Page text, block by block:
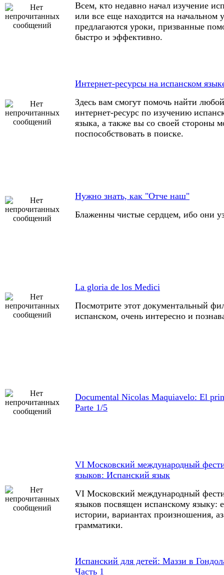
Всем, кто недавно начал изучение
или все еще находится на начальном
предлагаются уроки, призванные
быстро и эффективно.
Интернет-ресурсы на испанском
Здесь вам смогут помочь найти любой
интернет-ресурс по изучению
языка, а также вы со своей стороны
поспособствовать в поиске.
Нужно знать, как "Отче наш"
Блаженны чистые сердцем, ибо они
La gloria de los Medici
Посмотрите этот документальный
испанском, очень интересно и
Documental Nicolas Maquiavelo: El
Parte 1/5
VI Московский международный
языков: Испанский язык
VI Московский международный
языков посвящен испанскому языку:
истории, вариантах произношения,
грамматики.
Испанский для детей: Маззи в
Часть 1